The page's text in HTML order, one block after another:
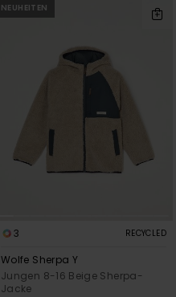
NEUHEITEN
3 RECYCLED
Wolfe Sherpa Y
Jungen 8-16 Beige Sherpa-
Jacke